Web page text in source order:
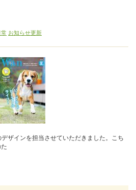
常 お知らせ更新
ザインを担当させていただきました。こち